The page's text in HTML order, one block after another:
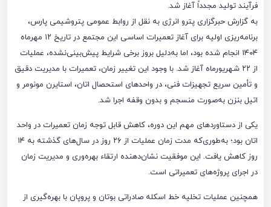
فرآیند تولید مجدداً آغاز شد.
به گزارش حبرگزاری پترو انرژی به نقل از روابط عمومی پتروشیمی پارس،
برنامه‌ریزی اولیه برای آغاز تعمیرات اساسی این مجتمع در تاریخ ۱۲ مهرماه
۱۴۰۴ انجام شده بود، اما به‌دلیل بروز برخی شرایط پیش‌بینی‌نشده، عملیات
از ۲۲ شهریورماه آغاز شد. با وجود این تغییر زمان، تعمیرات با مدیریت دقیق
و تأمین سریع تجهیزات فنی، در واحدهای استحصال اتان، استایرن مونومر و
اتیل بنزن به‌صورت منسجم و بدون وقفه اجرا شد.
یکی از دستاوردهای مهم این دوره، کاهش قابل توجه زمان تعمیرات در واحد
اتان بود؛ به‌طوری‌که مدت زمان عملیات از ۲۶ روز در سال‌های گذشته به ۱۴
روز کاهش یافت. این موفقیت نشان‌دهنده ارتقاء بهره‌وری و مدیریت زمان
در اجرای پروژه‌های تعمیراتی است.
همچنین عملیات تخلیه خط اسکله صادراتی بوتان و پروپان با بهره‌گیری از